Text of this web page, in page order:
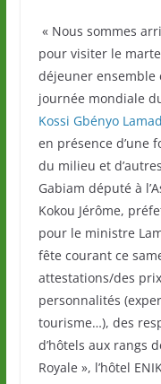
« Nous sommes
pour visiter le
déjeuner ensemble
journée mondiale
Kossi Gbényo
en présence d’une
du milieu et
Gabiam député à
Kokou Jérôme,
pour le ministre
fête courant ce
attestations/des
personnalités
tourisme…), des
d’hôtels aux rangs
Royale », l’hôtel